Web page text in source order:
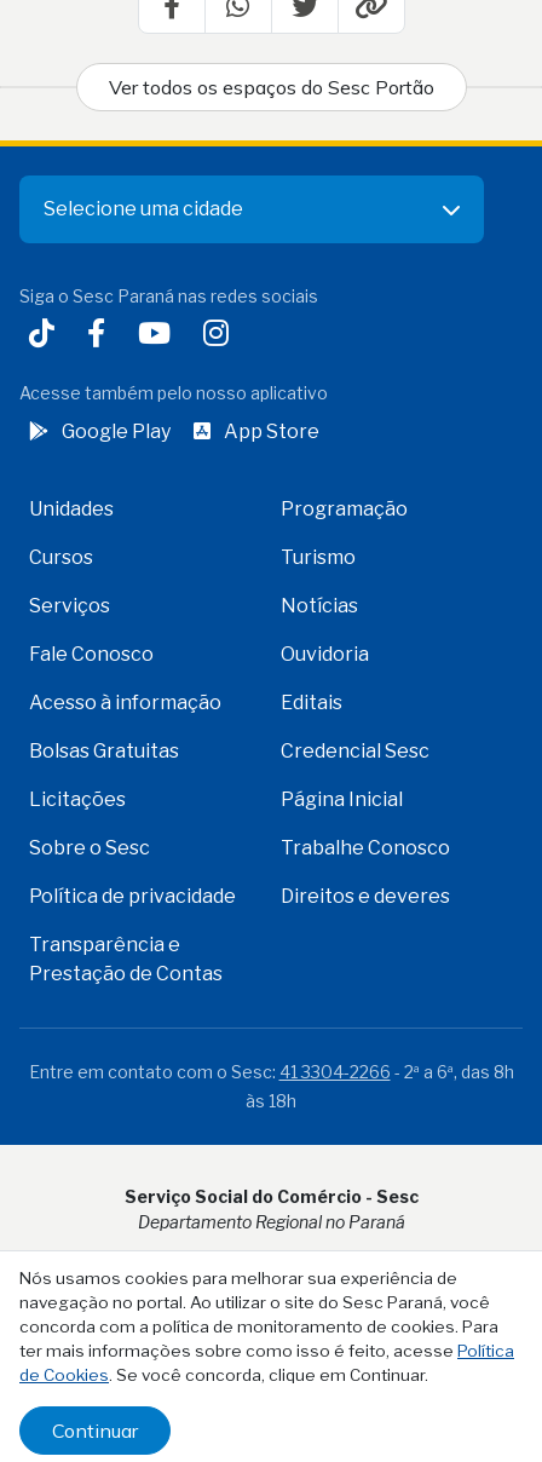
Nós usamos cookies para melhorar sua experiência de
navegação no portal. Ao utilizar o site do Sesc Paraná, você
concorda com a política de monitoramento de cookies. Para
ter mais informações sobre como isso é feito, acesse Política
de Cookies. Se você concorda, clique em Continuar.
Continuar
Ver todos os espaços do Sesc Portão
Selecione uma cidade
Siga o Sesc Paraná nas redes sociais
Acesse também pelo nosso aplicativo
Google Play App Store
Unidades Programação
Cursos Turismo
Serviços Notícias
Fale Conosco Ouvidoria
Acesso à informação Editais
Bolsas Gratuitas Credencial Sesc
Licitações Página Inicial
Sobre o Sesc Trabalhe Conosco
Política de privacidade Direitos e deveres
Transparência e
Prestação de Contas
Entre em contato com o Sesc: 41 3304-2266 - 2ª a 6ª, das 8h
às 18h
Serviço Social do Comércio - Sesc
Departamento Regional no Paraná
Rua Visconde do Rio Branco, 931 - CEP 80.410-001 - Curitiba -
PR